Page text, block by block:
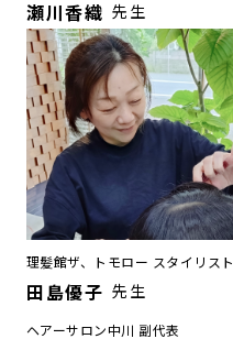
瀬川香織 先生
理髪館ザ、トモロー スタイリスト
田島優子 先生